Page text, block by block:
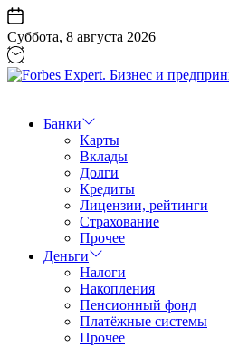
Перейти
к
содержанию
Суббота, 8 августа 2026
Бизнес
предпринимательство
Банки
Карты
Вклады
Долги
Кредиты
Лицензии, рейтинги
Страхование
Прочее
Деньги
Налоги
Накопления
Пенсионный фонд
Платёжные системы
Прочее